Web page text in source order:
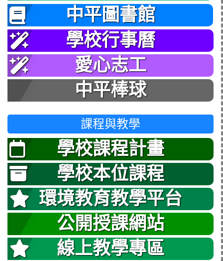
中平圖書館
學校行事曆
愛心志工
中平棒球
課程與教學
學校課程計畫
學校本位課程
環境教育教學平台
公開授課網站
線上教學專區